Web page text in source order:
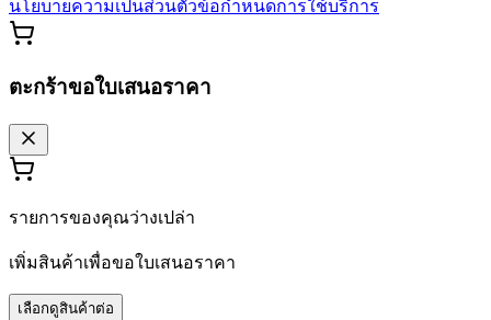
นโยบายความเป็นส่วนตัวข้อกำหนดการใช้บริการ
ตะกร้าขอใบเสนอราคา
รายการของคุณว่างเปล่า
เพิ่มสินค้าเพื่อขอใบเสนอราคา
เลือกดูสินค้าต่อ